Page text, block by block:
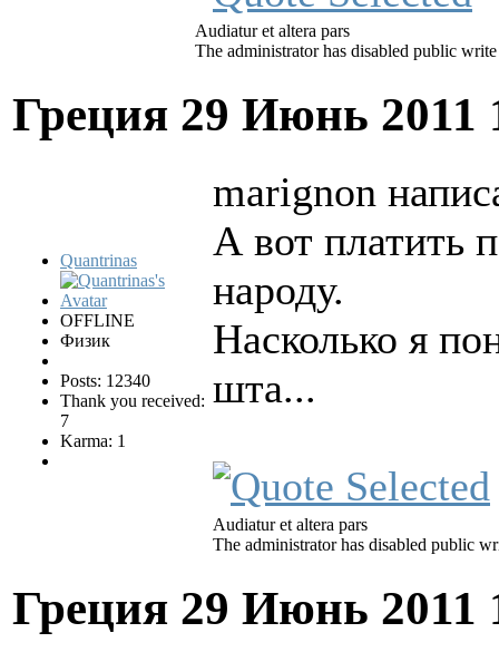
Audiatur et altera pars
The administrator has disabled public write
Греция 29 Июнь 2011
Quantrinas
OFFLINE
Физик
Posts: 12340
Thank you received:
7
Karma: 1
marignon
А вот платить
народу.
Насколько я
шта...
Audiatur et altera pars
The administrator has disabled public
Греция 29 Июнь 2011